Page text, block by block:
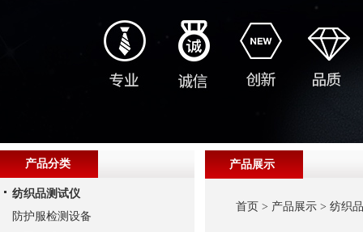
产品展示
首页 > 产品展示> 纺织
产品分类
纺织品测试仪
防护服检测设备